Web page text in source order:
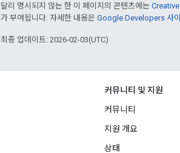
달리 명시되지 않는 한 이 페이지의 콘텐츠에는
가 부여됩니다. 자세한 내용은 Google Developers 사
최종 업데이트: 2026-02-03(UTC)
커뮤니티 및 지원
커뮤니티
지원 개요
상태